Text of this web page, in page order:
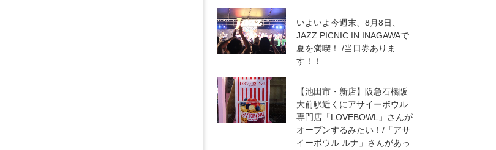
いよいよ今週末、8月8日、
JAZZ PICNIC IN INAGAWAで
夏を満喫！ /当日券ありま
す！！
【池田市・新店】阪急石橋阪
大前駅近くにアサイーボウル
専門店「LOVEBOWL」さんが
オープンするみたい！/「アサ
イーボウル ルナ」さんがあっ